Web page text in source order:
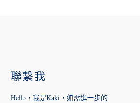
聯繫我
Hello，我是Kaki，如需進一步的